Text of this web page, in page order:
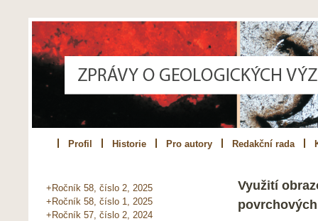
Profil Historie Pro autory Redakční rada
+Ročník 58, číslo 2, 2025
+Ročník 58, číslo 1, 2025
+Ročník 57, číslo 2, 2024
Využití